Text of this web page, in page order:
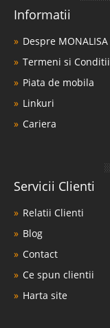
Informatii
Despre MONALISA
Termeni si Conditii
Piata de mobila
Linkuri
Cariera
Servicii Clienti
Relatii Clienti
Blog
Contact
Ce spun clientii
Harta site